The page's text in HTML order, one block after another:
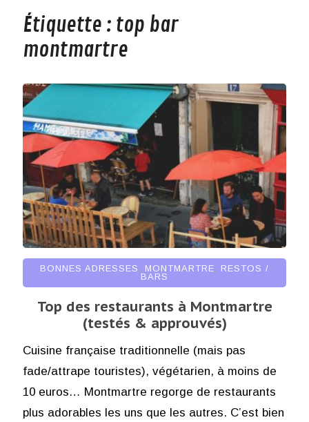
Étiquette : top bar
montmartre
BONNES ADRESSES MONTMARTRE
RESTOS /
BARS
Top des restaurants à Montmartre
(testés & approuvés)
Cuisine française traditionnelle (mais pas
fade/attrape touristes), végétarien, à moins de
10 euros… Montmartre regorge de restaurants
plus adorables les uns que les autres. C’est bien